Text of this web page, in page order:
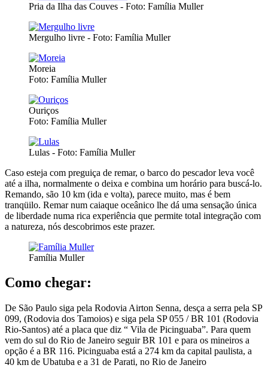
Pria da Ilha das Couves - Foto: Família Muller
Mergulho livre - Foto: Família Muller
Moreia
Foto: Família Muller
Ouriços
Foto: Família Muller
Lulas - Foto: Família Muller
Caso esteja com preguiça de remar, o barco do pescador leva você
até a ilha, normalmente o deixa e combina um horário para buscá-lo.
Remando, são 10 km (ida e volta), parece muito, mas é bem
tranqüilo. Remar num caiaque oceânico lhe dá uma sensação única
de liberdade numa rica experiência que permite total integração com
a natureza, nós descobrimos este prazer.
Família Muller
Como chegar:
De São Paulo siga pela Rodovia Airton Senna, desça a serra pela SP
099, (Rodovia dos Tamoios) e siga pela SP 055 / BR 101 (Rodovia
Rio-Santos) até a placa que diz “ Vila de Picinguaba”. Para quem
vem do sul do Rio de Janeiro seguir BR 101 e para os mineiros a
opção é a BR 116. Picinguaba está a 274 km da capital paulista, a
40 km de Ubatuba e a 31 de Parati, no Rio de Janeiro